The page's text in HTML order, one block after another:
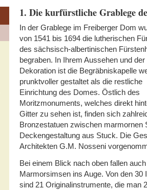
1. Die kurfürstliche Grablege
In der Grablege im Freiberger Dom
von 1541 bis 1694 die lutherischen
des sächsisch-albertinischen
begraben. In Ihrem Aussehen und der
Dekoration ist die Begräbniskapelle
prunktvoller gestaltet als die restliche
Einrichtung des Domes. Östlich des
Moritzmonuments, welches direkt
Gitter zu sehen ist, finden sich
Bronzestatuen zwischen marmornen
Deckengestaltung aus Stuck. Die
Architekten G.M. Nosseni
Bei einem Blick nach oben fallen
Marmorsimsen ins Auge. Von den
sind 21 Originalinstrumente, die man